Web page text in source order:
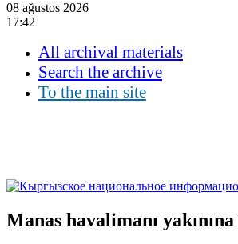
08 ağustos 2026
17:42
All archival materials
Search the archive
To the main site
Manas havalimanı